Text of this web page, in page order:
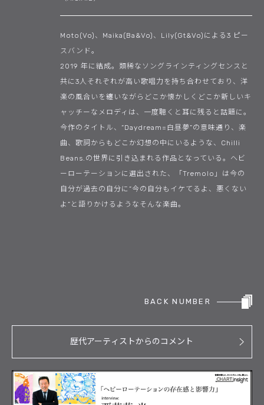
Moto(Vo)、Maika(Ba&Vo)、Lily(Gt&Vo)による3 ピー
スバンド。
2019 年に結成。類稀なソングラインティングセンスと
共に3人それぞれが高い歌唱力を持ち合わせており、洋
楽の風合いを纏いながらどこか懐かしくどこか新しいキ
ャッチーなメロディは、一度聴くと耳に残ると話題に。
今作のタイトル、“Daydream=白昼夢”の意味通り、楽
曲、歌詞からもどこか幻想の中にいるような、Chilli
Beans.の世界に引き込まれる作品となっている。ヘビ
ーローテーションに選出された、「Tremolo」は今の
自分が過去の自分に”今の自分もイケてるよ、悪くない
よ”と語りかけるようなそんな楽曲。
BACK NUMBER
歴代アーティストからのコメント